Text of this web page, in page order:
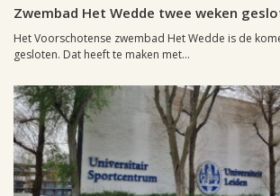
Zwembad Het Wedde twee weken
Het Voorschotense zwembad Het Wedde is de
gesloten. Dat heeft te maken met...